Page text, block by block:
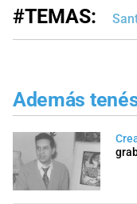
#TEMAS:
Además